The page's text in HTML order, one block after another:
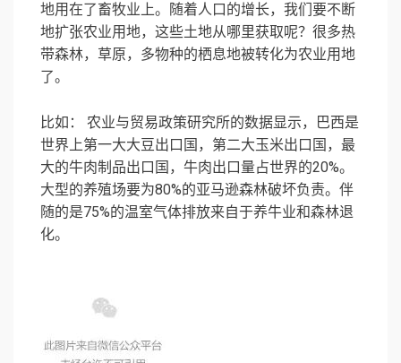
地用在了畜牧业上。随着人口的增长，我们要不断
地扩张农业用地，这些土地从哪里获取呢？很多热
带森林，草原，多物种的栖息地被转化为农业用地
了。
比如： 农业与贸易政策研究所的数据显示，巴西是
世界上第一大大豆出口国，第二大玉米出口国，最
大的牛肉制品出口国，牛肉出口量占世界的20%。
大型的养殖场要为80%的亚马逊森林破坏负责。伴
随的是75%的温室气体排放来自于养牛业和森林退
化。